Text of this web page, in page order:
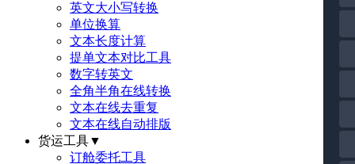
英文大小写转换
单位换算
文本长度计算
提单文本对比工具
数字转英文
全角半角在线转换
文本在线去重复
文本在线自动排版
货运工具▼
订舱委托工具